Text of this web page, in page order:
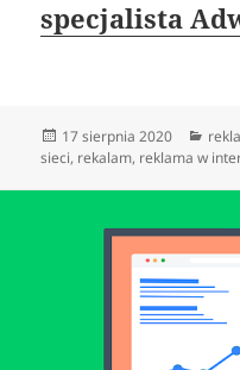
specjalista
Data
publikacji
17 sierpnia 2020
sieci, rekalam, reklama w